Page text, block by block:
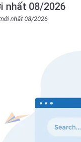
nhất 08/2026
nhất 08/2026